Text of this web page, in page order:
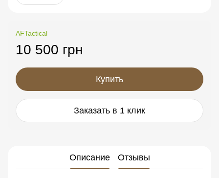
AFTactical
10 500 грн
Купить
Заказать в 1 клик
Описание Отзывы